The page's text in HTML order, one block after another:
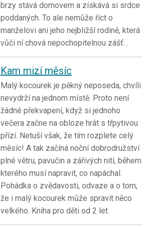
brzy stává domovem a získává si srdce
poddaných. To ale nemůže říct o
manželovi ani jeho nejbližší rodině, která
vůči ní chová nepochopitelnou zášť…
Kam mizí měsíc
Malý kocourek je pěkný neposeda, chvíli
nevydrží na jednom místě. Proto není
žádné překvapení, když si jednoho
večera začne na obloze hrát s třpytivou
přízí. Netuší však, že tím rozplete celý
měsíc! A tak začíná noční dobrodružství
plné větru, pavučin a zářivých nití, během
kterého musí napravit, co napáchal.
Pohádka o zvědavosti, odvaze a o tom,
že i malý kocourek může spravit něco
velkého. Kniha pro děti od 2 let.